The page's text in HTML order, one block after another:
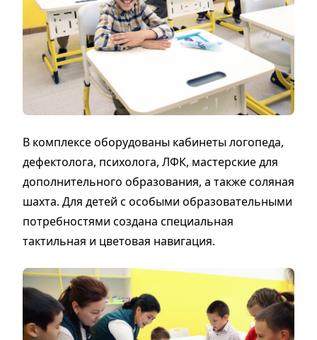
В комплексе оборудованы кабинеты логопеда,
дефектолога, психолога, ЛФК, мастерские для
дополнительного образования, а также соляная
шахта. Для детей с особыми образовательными
потребностями создана специальная
тактильная и цветовая навигация.